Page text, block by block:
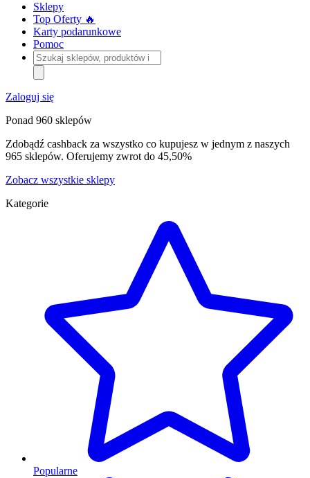
Sklepy
Top Oferty 🔥
Karty podarunkowe
Pomoc
Szukaj
sklepów,
produktów
i
kategorii
Zaloguj się
Ponad 960 sklepów
Zdobądź cashback za wszystko co kupujesz w jednym z naszych
965 sklepów. Oferujemy zwrot do 45,50%
Zobacz wszystkie sklepy
Kategorie
Popularne